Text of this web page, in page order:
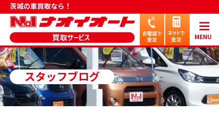
茨城の車買取なら！
MENU
スタッフブログ